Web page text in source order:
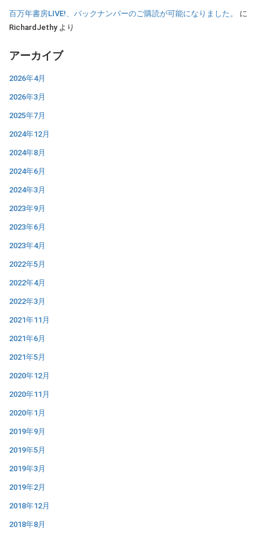
百万年書房LIVE!、バックナンバーのご購読が可能になりました。
に
RichardJethyより
アーカイブ
2026年4月
2026年3月
2025年7月
2024年12月
2024年8月
2024年6月
2024年3月
2023年9月
2023年6月
2023年4月
2022年5月
2022年4月
2022年3月
2021年11月
2021年6月
2021年5月
2020年12月
2020年11月
2020年1月
2019年9月
2019年5月
2019年3月
2019年2月
2018年12月
2018年8月